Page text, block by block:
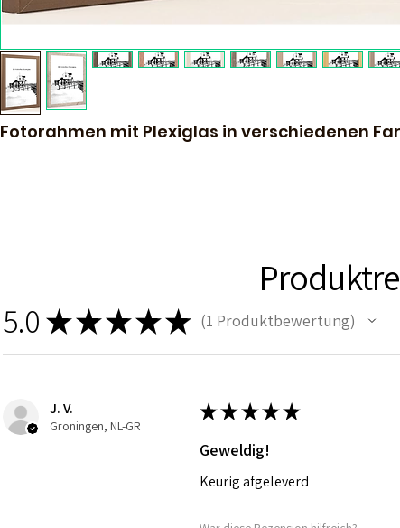
Fotorahmen mit Plexiglas in verschiedenen
5.0 ★★★★★ 1 Produktbewertung
J. V.
Groningen, NL-GR
★★★★★
Geweldig!
Keurig afgeleverd